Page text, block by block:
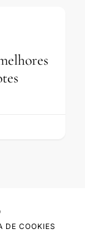
DE COOKIES